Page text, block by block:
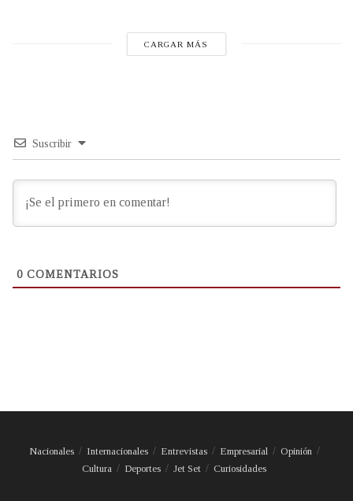
CARGAR MÁS
Suscribir
0 COMENTARIOS
Nacionales Internacionales Entrevistas Empresarial
Opinión
Cultura
Deportes Jet Set Curiosidades